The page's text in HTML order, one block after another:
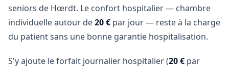
seniors de Hœrdt. Le confort hospitalier — chambre
individuelle autour de20 € par jour — reste à la charge
du patient sans une bonne garantie hospitalisation.
S'y ajoute le forfait journalier hospitalier (20 € par